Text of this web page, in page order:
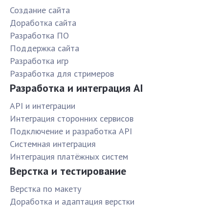
Создание сайта
Доработка сайта
Разработка ПО
Поддержка сайта
Разработка игр
Разработка для стримеров
Разработка и интеграция AI
API и интеграции
Интеграция сторонних сервисов
Подключение и разработка API
Системная интеграция
Интеграция платёжных систем
Верстка и тестирование
Верстка по макету
Доработка и адаптация верстки